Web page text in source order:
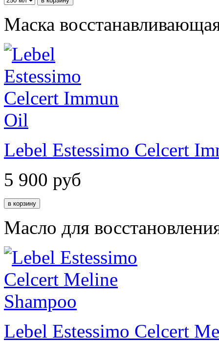
Маска
Lebel Estessimo Celcert
5 900 руб
Масло для
Lebel Estessimo Celcert